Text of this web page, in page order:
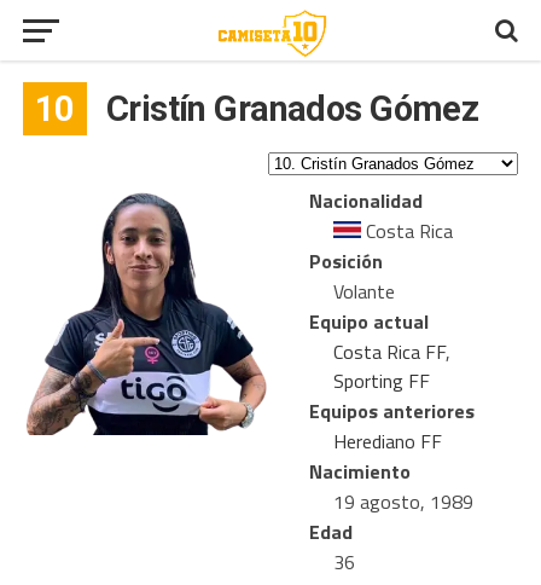
10 Cristín Granados Gómez
Nacionalidad
Costa Rica
Posición
Volante
Equipo actual
Costa Rica FF,
Sporting FF
Equipos anteriores
Herediano FF
Nacimiento
19 agosto, 1989
Edad
36